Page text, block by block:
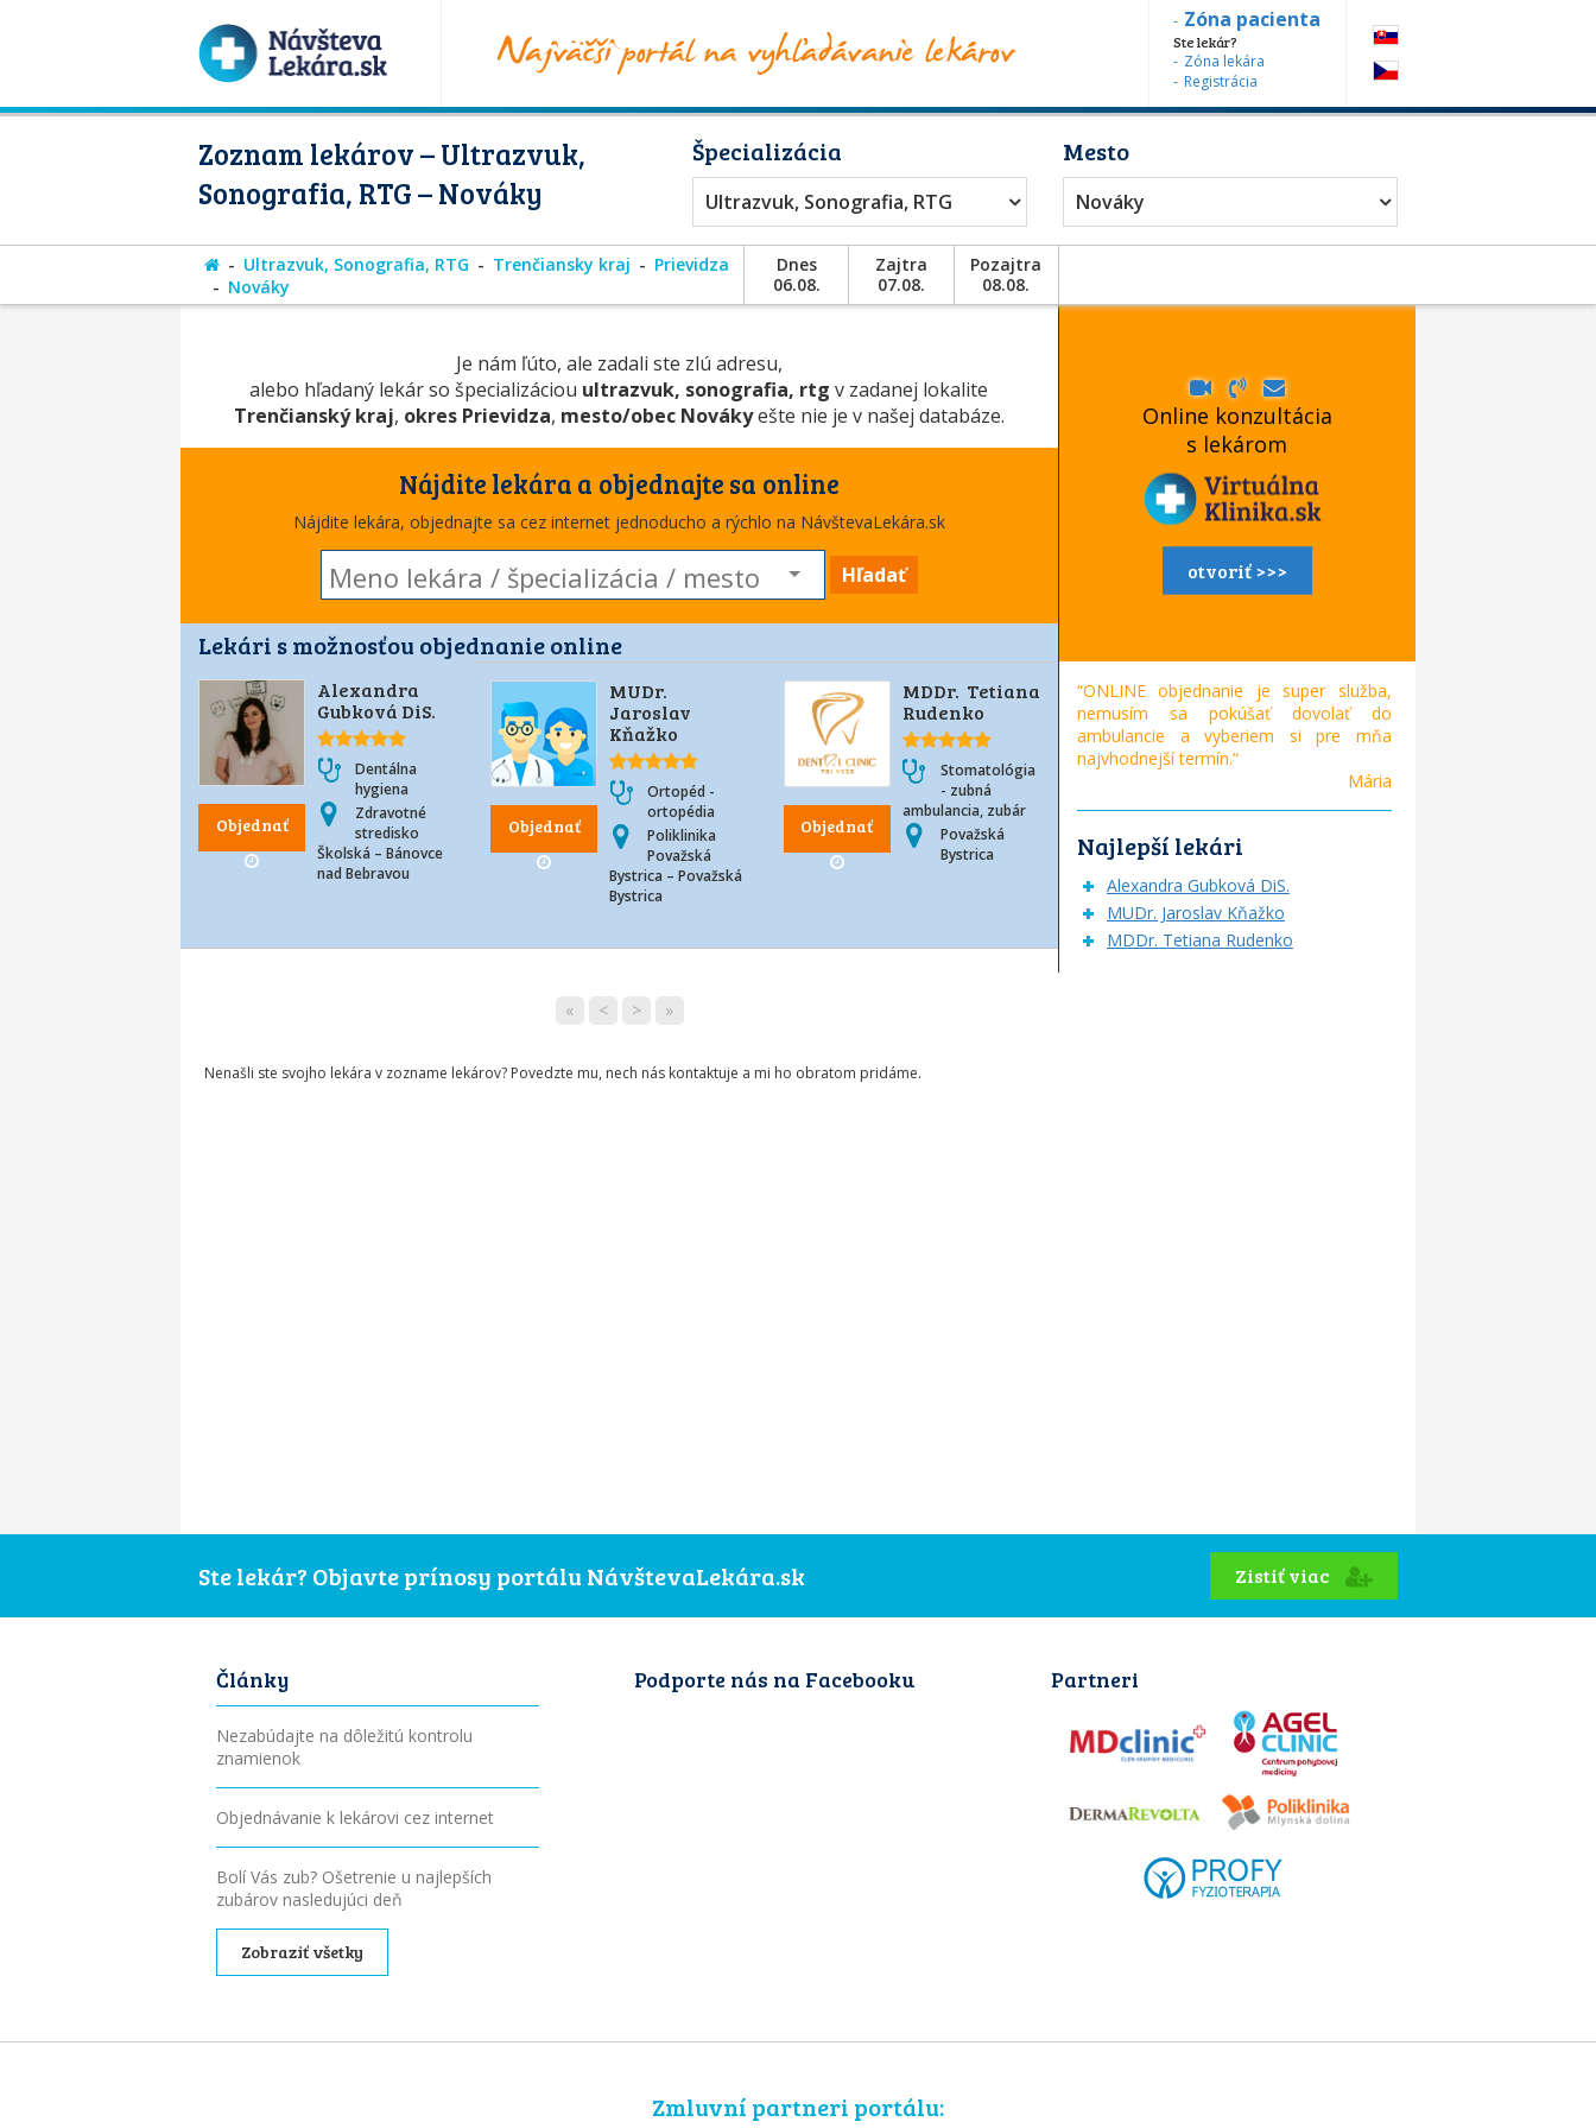
Zóna pacienta
Ste lekár?
Zóna lekára
Registrácia
Zoznam lekárov – Ultrazvuk,
Sonografia, RTG – Nováky
Špecializácia
Ultrazvuk, Sonografia, RTG
Mesto
Nováky
Ultrazvuk, Sonografia, RTG Trenčiansky kraj
Prievidza
Nováky
Dnes
06.08.
Zajtra
07.08.
Pozajtra
08.08.
Je nám ľúto, ale zadali ste zlú adresu,
alebo hľadaný lekár so špecializáciou ultrazvuk, sonografia, rtg v zadanej lokalite
Trenčianský kraj, okres Prievidza, mesto/obec Novákyešte nie je v našej databáze.
Nájdite lekára a objednajte sa online
Nájdite lekára, objednajte sa cez internet jednoducho a rýchlo na NávštevaLekára.sk
Hľadať
Lekári s možnosťou objednanie online
Objednať
Alexandra
Gubková DiS.
Dentálna
hygiena
Zdravotné
stredisko
Školská – Bánovce
nad Bebravou
Objednať
MUDr.
Jaroslav
Kňažko
Ortopéd -
ortopédia
Poliklinika
Považská
Bystrica – Považská
Bystrica
Objednať
MDDr. Tetiana
Rudenko
Stomatológia
- zubná
ambulancia, zubár
Považská
Bystrica
« < > »
Nenašli ste svojho lekára v zozname lekárov? Povedzte mu, nech nás kontaktuje a mi ho obratom pridáme.
Online konzultácia
s lekárom
otvoriť >>>
“ONLINE objednanie je super služba,
nemusím sa pokúšať dovolať do
ambulancie a vyberiem si pre mňa
najvhodnejší termín.“
Mária
Najlepší lekári
Alexandra Gubková DiS.
MUDr. Jaroslav Kňažko
MDDr. Tetiana Rudenko
Ste lekár? Objavte prínosy portálu NávštevaLekára.sk Zistiť viac
Články
Nezabúdajte na dôležitú kontrolu
znamienok
Objednávanie k lekárovi cez internet
Bolí Vás zub? Ošetrenie u najlepších
zubárov nasledujúci deň
Zobraziť všetky
Podporte nás na Facebooku Partneri
Zmluvní partneri portálu: